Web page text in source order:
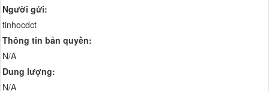
Người gửi:
tinhocdct
Thông tin bản quyền:
N/A
Dung lượng:
N/A